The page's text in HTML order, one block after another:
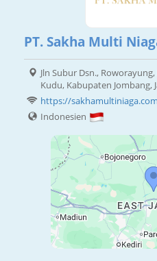
PT. Sakha Multi
Jln Subur Dsn.,
Kudu, Kabupaten Jombang,
https://sakhamultiniaga.com
Indonesien